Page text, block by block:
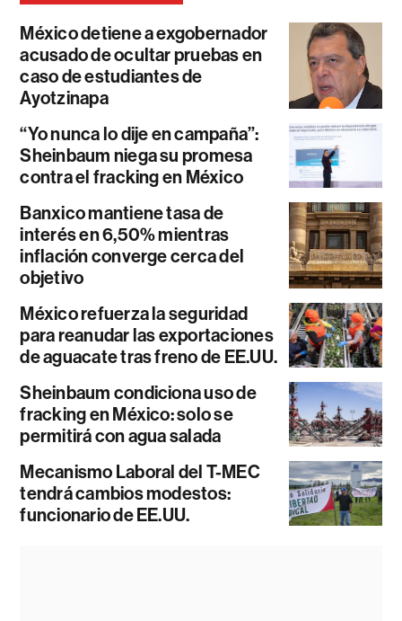
México detiene a exgobernador
acusado de ocultar pruebas en
caso de estudiantes de
Ayotzinapa
“Yo nunca lo dije en campaña”:
Sheinbaum niega su promesa
contra el fracking en México
Banxico mantiene tasa de
interés en 6,50% mientras
inflación converge cerca del
objetivo
México refuerza la seguridad
para reanudar las exportaciones
de aguacate tras freno de EE.UU.
Sheinbaum condiciona uso de
fracking en México: solo se
permitirá con agua salada
Mecanismo Laboral del T-MEC
tendrá cambios modestos:
funcionario de EE.UU.